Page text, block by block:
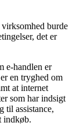
burde
det er
e-handlen er
en tryghed om
at internet
som har indsigt
til assistance,
indkøb.